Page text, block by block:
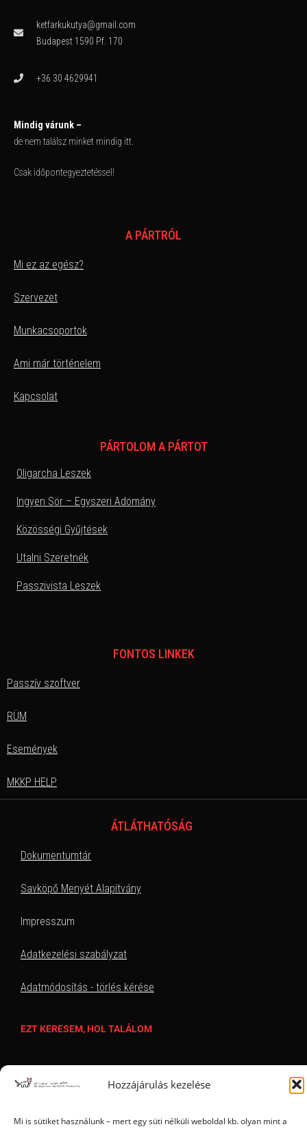
Hozzájárulás kezelése
Mi is sütiket használunk – mert egy süti nélküli weboldal kb. olyan mint a
ketfarkukutya@gmail.com
Budapest 1590 Pf. 170
+36 30 4629941
Mindig várunk –
de nem találsz minket mindig itt.
Csak időpontegyeztetéssel!
A PÁRTRÓL
Mi ez az egész?
Szervezet
Munkacsoportok
Ami már történelem
Kapcsolat
PÁRTOLOM A PÁRTOT
Oligarcha Leszek
Ingyen Sör – Egyszeri Adomány
Közösségi Gyűjtések
Utalni Szeretnék
Passzivista Leszek
FONTOS LINKEK
Passzív szoftver
RÜM
Események
MKKP HELP
ÁTLÁTHATÓSÁG
Dokumentumtár
Savköpő Menyét Alapítvány
Impresszum
Adatkezelési szabályzat
Adatmódosítás - törlés kérése
EZT KERESEM, HOL TALÁLOM